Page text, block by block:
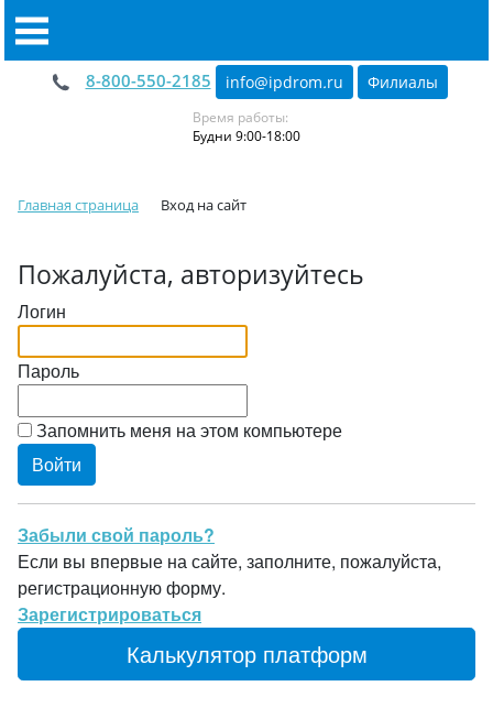
8-800-550-2185 info@ipdrom.ru Филиалы
Время работы:
Будни 9:00-18:00
Главная страница Вход на сайт
Пожалуйста, авторизуйтесь
Логин
Пароль
Запомнить меня на этом компьютере
Забыли свой пароль?
Если вы впервые на сайте, заполните, пожалуйста,
регистрационную форму.
Зарегистрироваться
Калькулятор платформ